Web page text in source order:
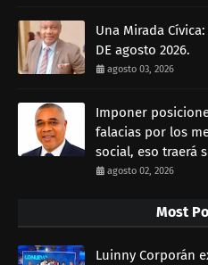
Una Mirada
DE agosto 2026.
agosto 03, 2026
Imponer
falacias por los
social, eso traerá
agosto 02, 2026
Most
Luinny Corporán